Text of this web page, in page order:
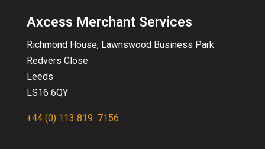
Axcess Merchant Services
Richmond House, Lawnswood Business Park
Redvers Close
Leeds
LS16 6QY
+44 (0) 113 819 7156